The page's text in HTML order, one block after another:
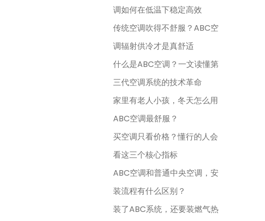
调如何在低温下稳定高效
传统空调吹得不舒服？ABC空
调辐射供冷才是真舒适
什么是ABC空调？一文读懂第
三代空调系统的技术革命
家里有老人小孩，冬天怎么用
ABC空调最舒服？
买空调只看价格？懂行的人会
看这三个核心指标
ABC空调和普通中央空调，安
装流程有什么区别？
装了ABC系统，还要装燃气热